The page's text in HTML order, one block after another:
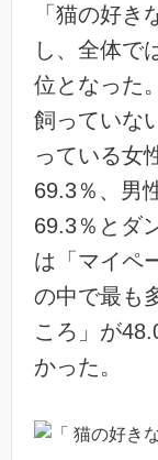
「猫の好
し、全体で
位となった
飼っていな
っている女
69.3％、男
69.3％とダ
は「マイペ
の中で最も
ころ」が
かった。